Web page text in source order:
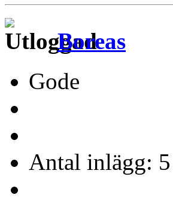
Boreas
Gode
Antal inlägg: